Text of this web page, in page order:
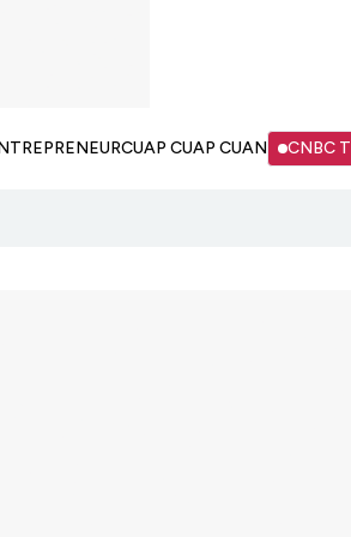
CUAP CUAP CUAN CNBC